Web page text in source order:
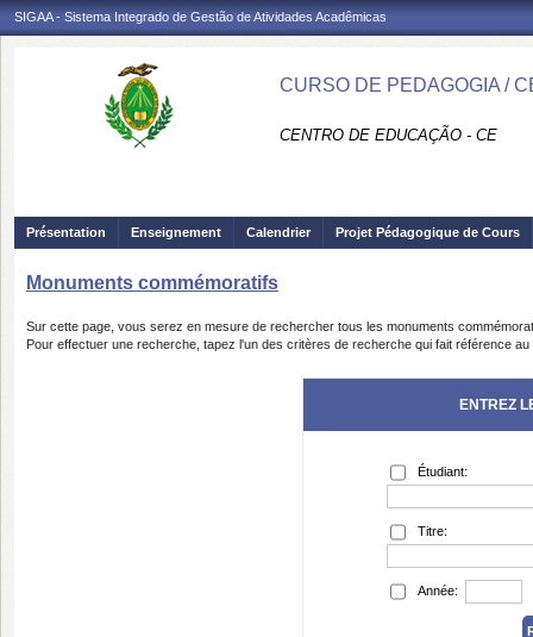
SIGAA - Sistema Integrado de Gestão de Atividades Acadêmicas
CURSO DE PEDAGOGIA /
CENTRO DE EDUCAÇÃO - CE
Présentation Enseignement Calendrier Projet Pédagogique de Cours
Monuments commémoratifs
Sur cette page, vous serez en mesure de rechercher tous les monuments
Pour effectuer une recherche, tapez l'un des critères de recherche qui fait référence
ENTREZ
Étudiant:
Titre:
Année: